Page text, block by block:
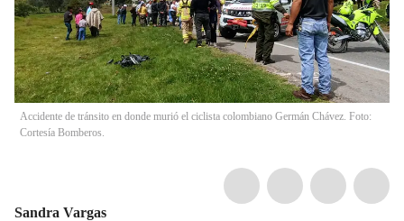
Accidente de tránsito en donde murió el ciclista colombiano Germán Chávez. Foto:
Cortesía Bomberos.
Sandra Vargas